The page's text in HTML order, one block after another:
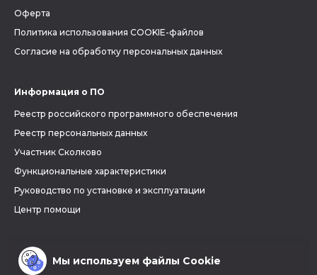
Оферта
Политика использования COOKIE-файлов
Согласие на обработку персональных данных
Информация о ПО
Реестр российского программного обеспечения
Реестр персональных данных
Участник Сколково
Функциональные характеристики
Руководство по установке и эксплуатации
Центр помощи
Мы используем файлы Cookie